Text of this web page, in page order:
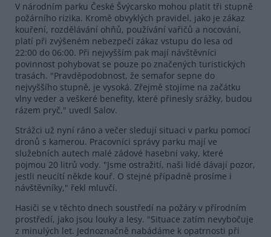
V národním parku České Švýcarsko mohou platit tři stupně
požárního rizika. Kromě obvyklých pravidel, jako je zákaz
kouření, rozdělávání ohňů, používání vařičů a nocování,
platí při zvýšeném nebezpečí zákaz vstupu do lesa od
22:00 do 06:00. Při nejvyšším pak mají návštěvníci
povinnost pohybovat se pouze po značených turistických
trasách. "Pravděpodobnost, že semafor sepne do
nejvyššího stupně, je vysoká. Zřejmě stojíme na začátku
vlny veder a veškeré benefity, které přinesly srážky, budou
rázem pryč," uvedl Salov.
Strážci už nyní ráno a večer sledují situaci v parku pomocí
dronů s kamerou. Pracovníci správy parku mají ve
služebních autech malé zádové hasební vaky, které
pojmou 20 litrů vody. "Jsme ostražití, naši lidé dávají pozor,
jestli neucítí někde kouř. O stejné případně prosíme i
návštěvníky," řekl mluvčí.
Hasiči se v těchto dnech soustředí na požáry v přírodním
prostředí, jako jsou louky a lesy. "Situace zatím nevybočuje
z minulých let. Jednoznačně nabádáme k opatrnosti při